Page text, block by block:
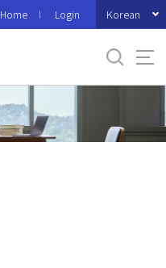
Home Login Korean